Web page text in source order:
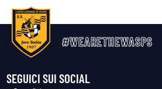
#WEARETHEWASPS
SEGUICI SUI SOCIAL